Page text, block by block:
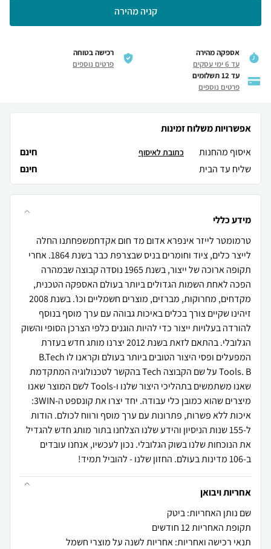
קניה מהירה
אספקה מהירה
עד 6 ימי עסקים
רכישה בטוחה
פרטים נוספים
עד 12 תשלומים
פרטים נוספים
אפשרויות משלוח זמינות
איסוף מהחנות
חינם כתובת לאיסוף
שליח עד הבית חינם
מידע כללי
טרמומטר לייזר אינפרא אדום מד חום אקדחמשפחתנו החלה
לייצר כלים, ציוד וחומרים בניס שבצרפת כבר בשנת 1864. אחרי
תקופה ארוכה של ייצור, בשנת 1965 נוסדה קבוצה שבמהרה
הפכה לאחת השמות הגדולים ביותר בעולם האספקה הטכנית,
מקדחים, מחרוקות, מברזים, מוצרים חשמליים וכו’. בשנת 2008
זיהינו שקיים צורך בכלים באיכות גבוהה עם ערך מוסף בנוסף
להורדה בעלויות ייצור כדי להיות הוגנים כלפי הצרכן הסופי והשוק
הגלובלי. בהתאם לזאת בשנת 2012 יצרנו מותג חדש בעזרת
המפעלים ופסי היצור הטובים ביותר בעולם וקראנו לו B.Tech
Tools. B על שם הקבוצה Tech בהקשר לטכנולוגיה המתקדמת
שאנו משתמשים בתהליכי היצור שלנו ו-Tools לשם המוצר שאנו
מיצרים שהוא כמובן כלי עבודה. יחד יצרו את קונספט ה-3WIN:
איכות ללא פשרות, פתרונות עם ערך מוסף ורווח לכולם. הודות
ל-155 שנות הניסיון והידע שלנו הצלחנו בתור מותג חדש להגדיל
את הנוכחות שלנו בשוק הגלובלי. נכון לעכשיו, אנחנו עובדים
ב-106 מדינות בעולם. החזון שלנו - להוביל תמיד!
אחריות ויבואן
שם נותן האחריות: ביטק
תקופת האחריות 12 חודשים
תנאי רכישה ואחריות: אחריות לשנה על מוצרי חשמל